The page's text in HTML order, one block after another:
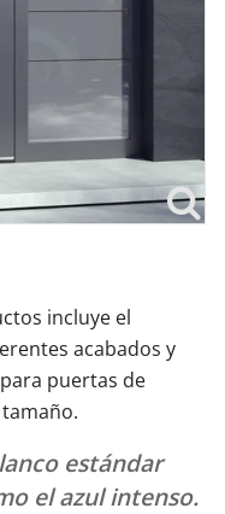
incluye el
acabados y
puertas de
estándar
el azul intenso.